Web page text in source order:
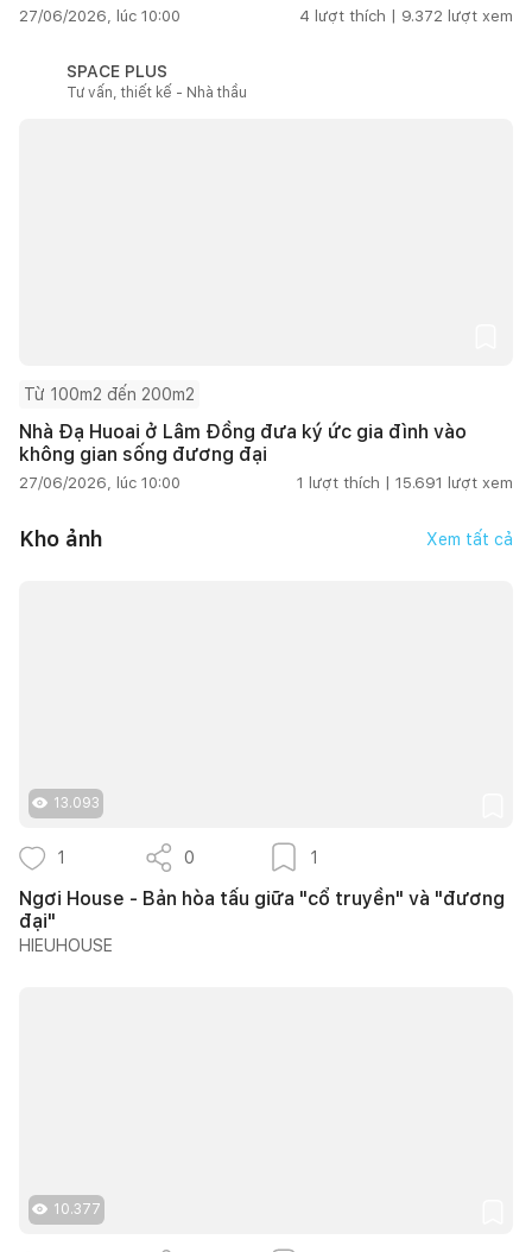
27/06/2026, lúc 10:00 4 lượt thích | 9.372 lượt xem
SPACE PLUS
Tư vấn, thiết kế - Nhà thầu
Từ 100m2 đến 200m2
Nhà Đạ Huoai ở Lâm Đồng đưa ký ức gia đình vào
không gian sống đương đại
27/06/2026, lúc 10:00 1 lượt thích | 15.691 lượt xem
Kho ảnh Xem tất cả
13.093
1 0 1
Ngơi House - Bản hòa tấu giữa "cổ truyền" và "đương
đại"
HIEUHOUSE
10.377